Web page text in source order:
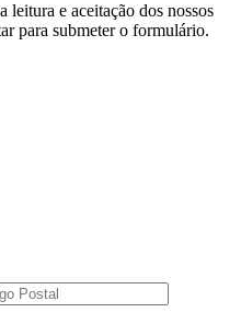
e aceitação dos nossos
para submeter o formulário.